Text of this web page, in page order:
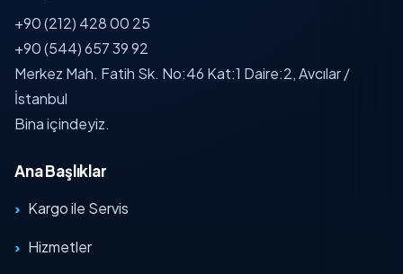
+90 (212) 428 00 25
+90 (544) 657 39 92
Merkez Mah. Fatih Sk. No:46 Kat:1 Daire:2, Avcılar /
İstanbul
Bina içindeyiz.
Ana Başlıklar
Kargo ile Servis
Hizmetler